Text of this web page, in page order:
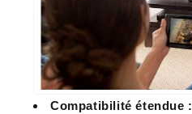
Compatibilité étendue :